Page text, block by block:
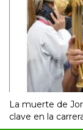
La muerte de
clave en la